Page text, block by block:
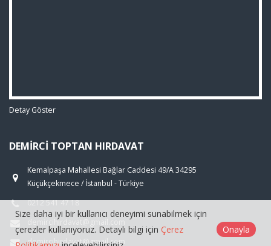
Detay Göster
DEMIRCI TOPTAN HIRDAVAT
Kemalpaşa Mahallesi Bağlar Caddesi 49/A 34295
Küçükçekmece / İstanbul - Türkiye
0212 541 47 18
demircihirdavat@gmail.com
demircihirdavat@gmail.com
Size daha iyi bir kullanıcı deneyimi sunabilmek için
çerezler kullanıyoruz. Detaylı bilgi için Çerez
Onayla